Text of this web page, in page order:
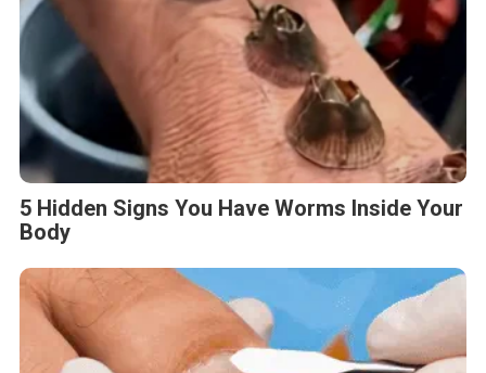
5 Hidden Signs You Have Worms Inside Your
Body